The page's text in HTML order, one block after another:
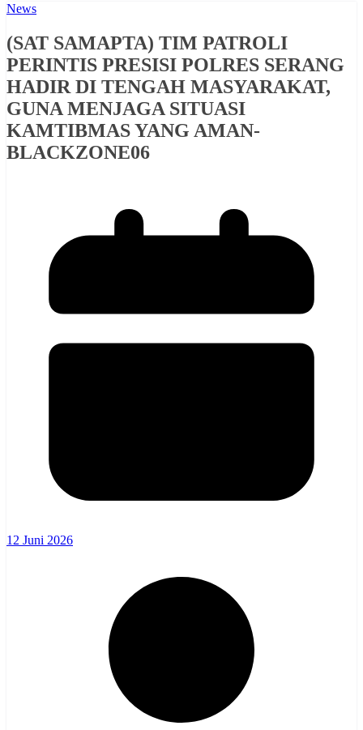
News
(SAT SAMAPTA) TIM PATROLI
PERINTIS PRESISI POLRES SERANG
HADIR DI TENGAH MASYARAKAT,
GUNA MENJAGA SITUASI
KAMTIBMAS YANG AMAN-
BLACKZONE06
12 Juni 2026